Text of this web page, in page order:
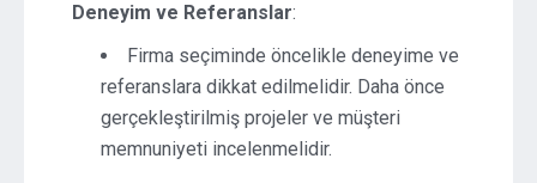
Deneyim ve Referanslar:
Firma seçiminde öncelikle deneyime ve
referanslara dikkat edilmelidir. Daha önce
gerçekleştirilmiş projeler ve müşteri
memnuniyeti incelenmelidir.